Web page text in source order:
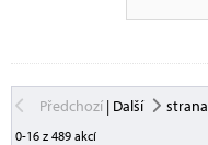
Předchozí| Další strana
0-16 z 489 akcí